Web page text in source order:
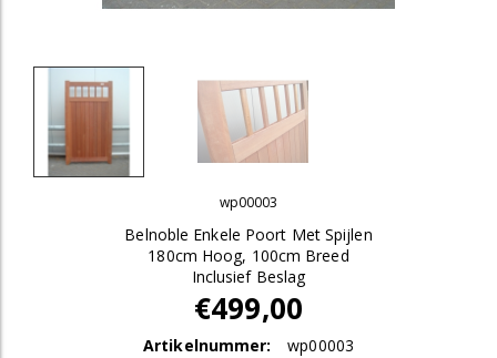
wp00003
Belnoble Enkele Poort Met Spijlen
180cm Hoog, 100cm Breed
Inclusief Beslag
€499,00
Artikelnummer:
wp00003